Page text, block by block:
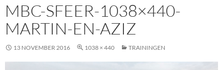
INHOUD
MBC-SFEER-1038×440-
MARTIN-EN-AZIZ
13 NOVEMBER 2016 1038 × 440 TRAININGEN